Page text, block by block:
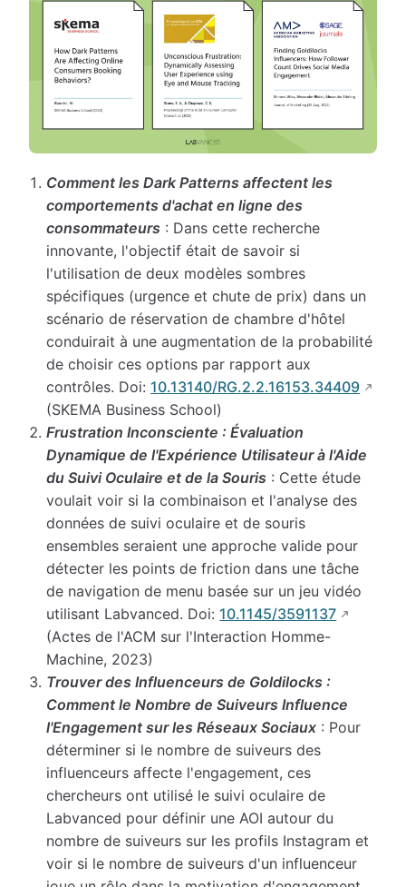
Comment les Dark Patterns affectent les
comportements d'achat en ligne des
consommateurs : Dans cette recherche
innovante, l'objectif était de savoir si
l'utilisation de deux modèles sombres
spécifiques (urgence et chute de prix) dans un
scénario de réservation de chambre d'hôtel
conduirait à une augmentation de la probabilité
de choisir ces options par rapport aux
contrôles. Doi: 10.13140/RG.2.2.16153.34409
(SKEMA Business School)
Frustration Inconsciente : Évaluation
Dynamique de l'Expérience Utilisateur à l'Aide
du Suivi Oculaire et de la Souris : Cette étude
voulait voir si la combinaison et l'analyse des
données de suivi oculaire et de souris
ensembles seraient une approche valide pour
détecter les points de friction dans une tâche
de navigation de menu basée sur un jeu vidéo
utilisant Labvanced. Doi: 10.1145/3591137
(Actes de l'ACM sur l'Interaction Homme-
Machine, 2023)
Trouver des Influenceurs de Goldilocks :
Comment le Nombre de Suiveurs Influence
l'Engagement sur les Réseaux Sociaux : Pour
déterminer si le nombre de suiveurs des
influenceurs affecte l'engagement, ces
chercheurs ont utilisé le suivi oculaire de
Labvanced pour définir une AOI autour du
nombre de suiveurs sur les profils Instagram et
voir si le nombre de suiveurs d'un influenceur